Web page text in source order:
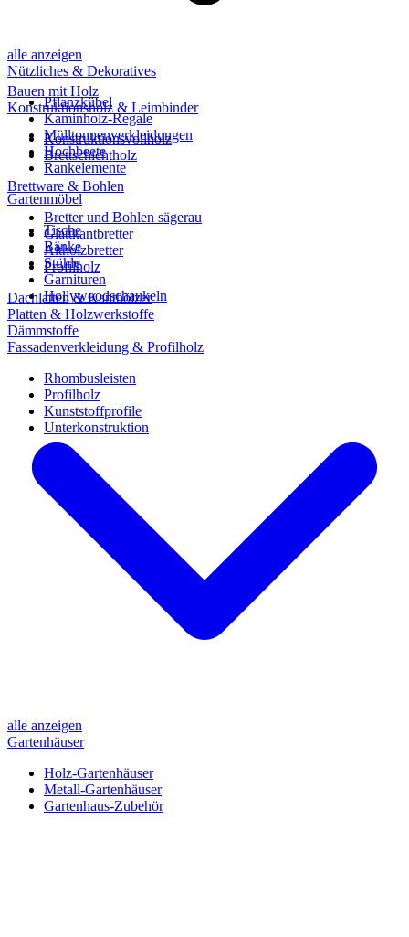
alle anzeigen
Nützliches & Dekoratives
Pflanzkübel
Kaminholz-Regale
Mülltonnenverkleidungen
Hochbeete
Rankelemente
Gartenmöbel
Tische
Bänke
Stühle
Garnituren
Hollywoodschaukeln
alle anzeigen
Gartenhäuser
Holz-Gartenhäuser
Metall-Gartenhäuser
Gartenhaus-Zubehör
Bauen mit Holz
Konstruktionsholz & Leimbinder
Konstruktionsvollholz
Brettschichtholz
Brettware & Bohlen
Bretter und Bohlen sägerau
Glattkantbretter
Altholzbretter
Profilholz
Dachlatten & Kanthölzer
Platten & Holzwerkstoffe
Dämmstoffe
Fassadenverkleidung & Profilholz
Rhombusleisten
Profilholz
Kunststoffprofile
Unterkonstruktion